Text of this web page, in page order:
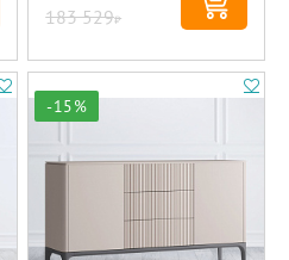
183 529Р
-15%